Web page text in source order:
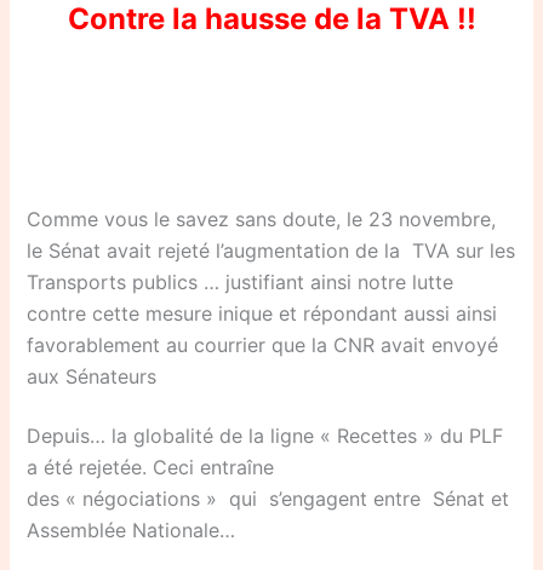
Contre la hausse de la TVA !!
Comme vous le savez sans doute, le 23 novembre,
le Sénat avait rejeté l’augmentation de la TVA sur les
Transports publics … justifiant ainsi notre lutte
contre cette mesure inique et répondant aussi ainsi
favorablement au courrier que la CNR avait envoyé
aux Sénateurs
Depuis… la globalité de la ligne « Recettes » du PLF
a été rejetée. Ceci entraîne
des « négociations » qui s’engagent entre Sénat et
Assemblée Nationale…